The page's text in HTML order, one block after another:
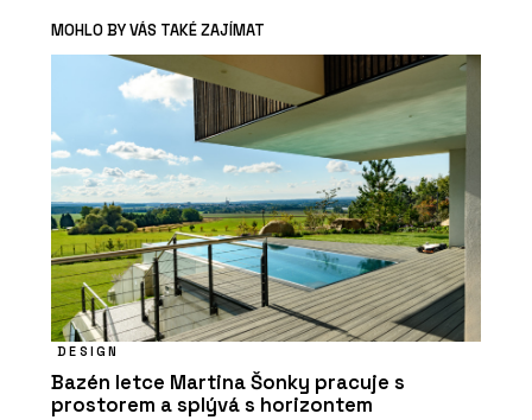
MOHLO BY VÁS TAKÉ ZAJÍMAT
DESIGN
Bazén letce Martina Šonky pracuje s
prostorem a splývá s horizontem